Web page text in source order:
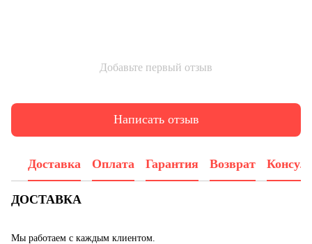
Добавьте первый отзыв
Написать отзыв
Доставка Оплата Гарантия Возврат
ДОСТАВКА
Мы работаем с каждым клиентом.